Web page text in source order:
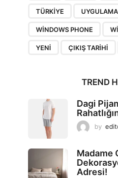
TÜRKIYE UYGULAMA
WINDOWS PHONE
YENI ÇIKIŞ TARIHI
TREND
Dagi
by
Madame
Adresi!